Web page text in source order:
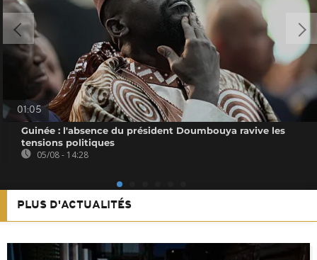
01:05
Guinée : l'absence du président Doumbouya ravive les
tensions politiques
05/08 - 14:28
PLUS D'ACTUALITÉS